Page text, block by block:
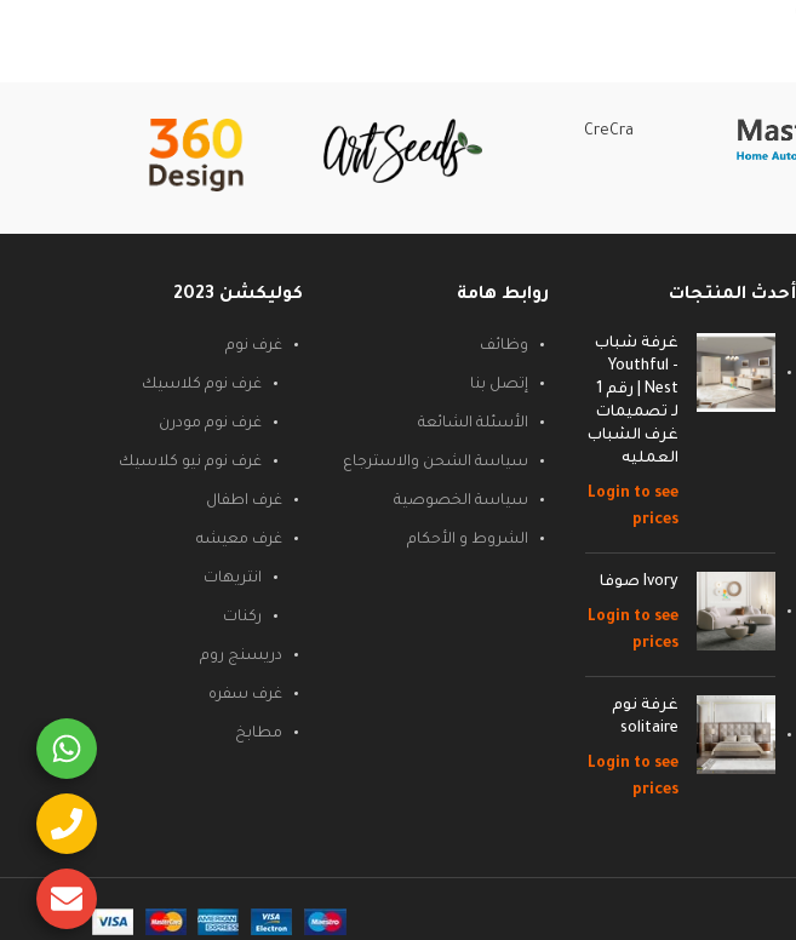
الارتفاع : 150سم
الالوان المتاحة : الابيض - الخشبى
CreCra
أحدث المنتجات
غرفة شباب
- Youthful
Nest | رقم 1
لـ تصميمات
غرف الشباب
العمليه
Login to see
prices
Ivory صوفا
Login to see
prices
غرفة نوم
solitaire
Login to see
prices
روابط هامة
وظائف
إتصل بنا
الأسئلة الشائعة
سياسة الشحن والاسترجاع
سياسة الخصوصية
الشروط و الأحكام
كوليكشن 2023
غرف نوم
غرف نوم كلاسيك
غرف نوم مودرن
غرف نوم نيو كلاسيك
غرف اطفال
غرف معيشه
انتريهات
ركنات
دريسنج روم
غرف سفره
مطابخ